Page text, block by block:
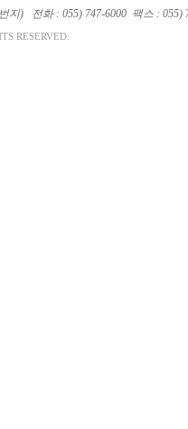
지) 전화 : 055) 747-6000 팩스 : 055)
RESERVED.